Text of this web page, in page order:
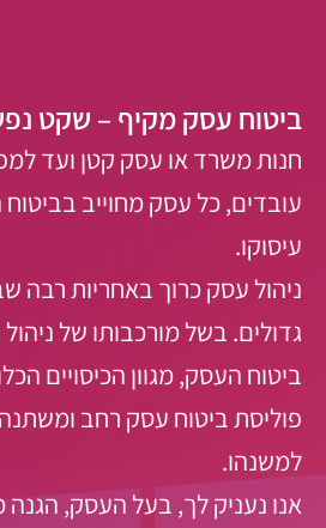
ביטוח עסק מקיף – שקט
חנות משרד או עסק קטן ועד
עובדים, כל עסק מחוייב
עיסוקו.
ניהול עסק כרוך באחריות רבה
גדולים. בשל מורכבותו של
ביטוח העסק, מגוון הכיסויים
פוליסת ביטוח עסק רחב
למשנהו.
אנו נעניק לך, בעל העסק,